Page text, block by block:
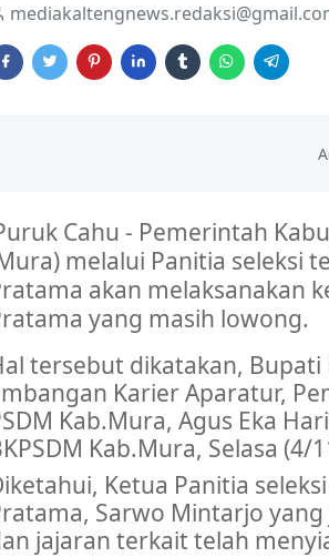
Cahu - Pemerintah
melalui Panitia seleksi
akan melaksanakan
yang masih lowong.
tersebut dikatakan, Bupati
KarierAparatur,
Kab.Mura, Agus Eka
Kab.Mura, Selasa (4/
, Ketua Panitia seleksi
Sarwo Mintarjo yang
jajaran terkait telah